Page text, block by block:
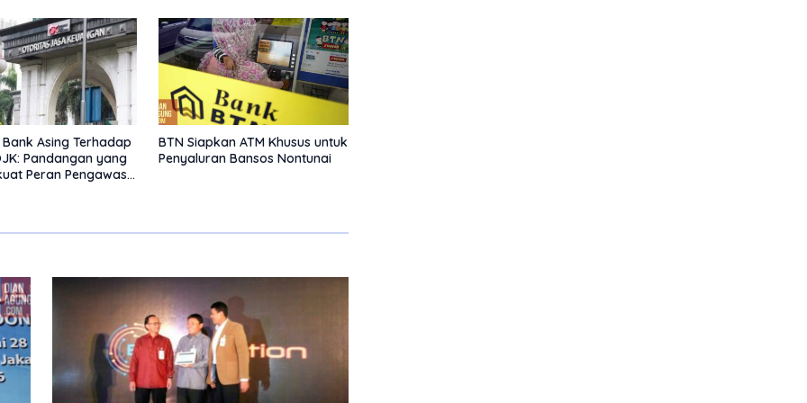
Asing Terhadap
Pandangan yang
Peran Pengawas
BTN Siapkan ATM Khusus untuk
Penyaluran Bansos Nontunai